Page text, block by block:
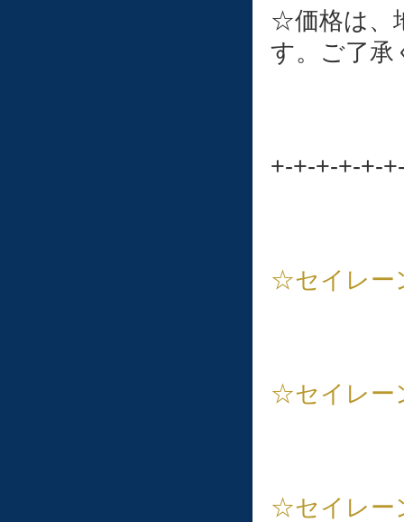
☆価格は、
す。ご了承
+-+-+-+-+-
☆セイレー
☆セイレー
☆セイレー